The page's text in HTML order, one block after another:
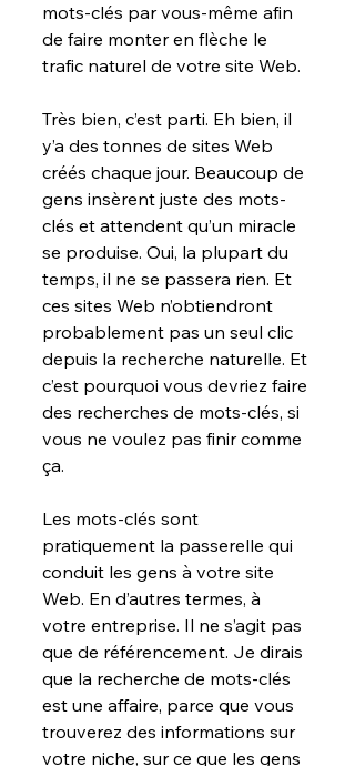
mots-clés par vous-même afin
de faire monter en flèche le
trafic naturel de votre site Web.
Très bien, c’est parti. Eh bien, il
y’a des tonnes de sites Web
créés chaque jour. Beaucoup de
gens insèrent juste des mots-
clés et attendent qu’un miracle
se produise. Oui, la plupart du
temps, il ne se passera rien. Et
ces sites Web n’obtiendront
probablement pas un seul clic
depuis la recherche naturelle. Et
c’est pourquoi vous devriez faire
des recherches de mots-clés, si
vous ne voulez pas finir comme
ça.
Les mots-clés sont
pratiquement la passerelle qui
conduit les gens à votre site
Web. En d’autres termes, à
votre entreprise. Il ne s’agit pas
que de référencement. Je dirais
que la recherche de mots-clés
est une affaire, parce que vous
trouverez des informations sur
votre niche, sur ce que les gens